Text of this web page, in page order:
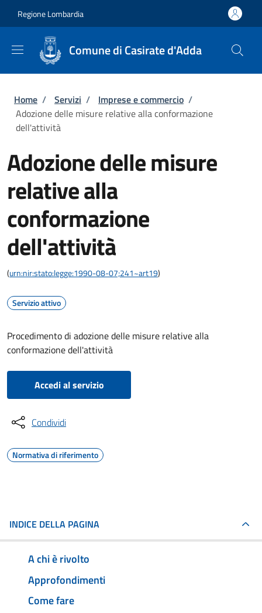
Regione Lombardia
Comune di Casirate d'Adda
Briciole di pane
Home / Servizi / Imprese e commercio /
Adozione delle misure relative alla conformazione
dell'attività
Adozione delle misure
relative alla
conformazione
dell'attività
(urn:nir:stato:legge:1990-08-07;241~art19)
Servizio attivo
Procedimento di adozione delle misure relative alla
conformazione dell'attività
Accedi al servizio
Condividi
Normativa di riferimento
INDICE DELLA PAGINA
A chi è rivolto
Approfondimenti
Come fare